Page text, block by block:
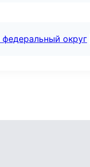
округ